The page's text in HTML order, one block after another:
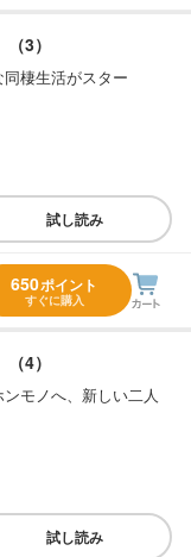
3）
棲生活がスター
試し読み
650ポイント
すぐに購入
4）
モノへ、新しい二人
試し読み